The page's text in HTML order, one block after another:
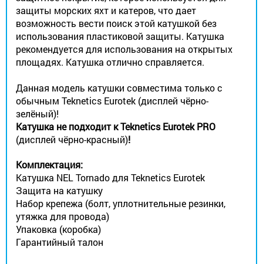
защиты морских яхт и катеров, что дает
возможность вести поиск этой катушкой без
использования пластиковой защиты. Катушка
рекомендуется для использования на открытых
площадях. Катушка отлично справляется.
Данная модель катушки совместима только с
обычным Teknetics Eurotek (дисплей чёрно-
зелёный)!
Катушка не подходит к Teknetics Eurotek PRO
(дисплей чёрно-красный)!
Комплектация:
Катушка NEL Tornado для Teknetics Eurotek
Защита на катушку
Набор крепежа (болт, уплотнительные резинки,
утяжка для провода)
Упаковка (коробка)
Гарантийный талон